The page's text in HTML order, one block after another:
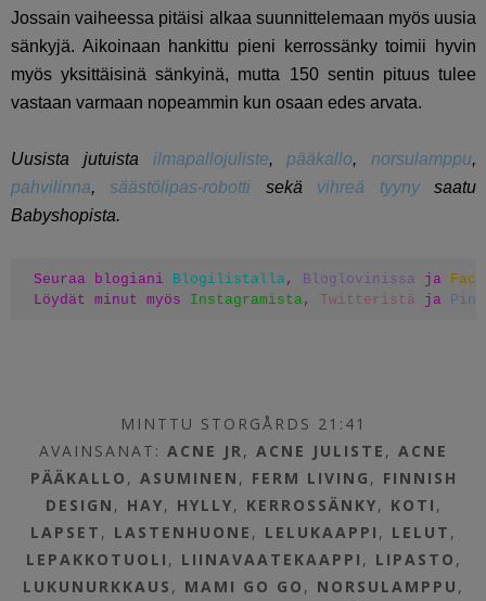
Jossain vaiheessa pitäisi alkaa suunnittelemaan myös uusia
sänkyjä. Aikoinaan hankittu pieni kerrossänky toimii hyvin
myös yksittäisinä sänkyinä, mutta 150 sentin pituus tulee
vastaan varmaan nopeammin kun osaan edes arvata.
Uusista jutuista ilmapallojuliste,pääkallo,norsulamppu,
pahvilinna,säästölipas-robotti sekä vihreä tyynysaatu
Babyshopista.
Seuraa blogiani Blogilistalla, Bloglovinissa ja
Löydät minut myös Instagramista, Twitteristä ja
MINTTU STORGÅRDS 21:41
AVAINSANAT:ACNE JR ,ACNE JULISTE ,ACNE
PÄÄKALLO , ASUMINEN , FERM LIVING , FINNISH
DESIGN , HAY, HYLLY, KERROSSÄNKY, KOTI ,
LAPSET , LASTENHUONE , LELUKAAPPI , LELUT ,
LEPAKKOTUOLI , LIINAVAATEKAAPPI , LIPASTO ,
LUKUNURKKAUS , MAMI GO GO , NORSULAMPPU ,